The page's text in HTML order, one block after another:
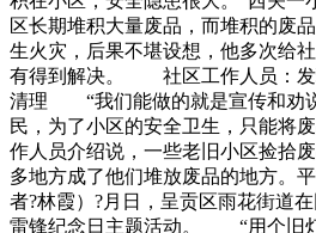
区长期堆积大量废品，而堆积的废
生火灾，后果不堪设想，他多次给
有得到解决。 社区工作人员：发
清理 “我们能做的就是宣传和劝
民，为了小区的安全卫生，只能将
作人员介绍说，一些老旧小区捡拾
多地方成了他们堆放废品的地方。
者?林霞）?月日，呈贡区雨花街道
雷锋纪念日主题活动。 “用个旧